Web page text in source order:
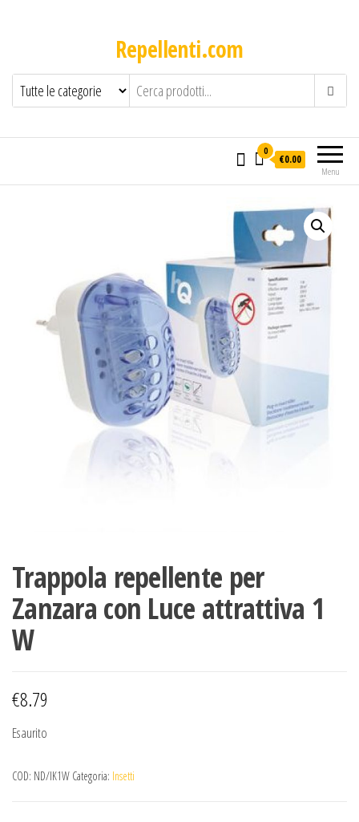
Repellenti.com
Menu
0
€0.00
Trappola repellente per
Zanzara con Luce attrattiva 1
W
€8.79
Esaurito
COD: ND/IK1W Categoria: Insetti